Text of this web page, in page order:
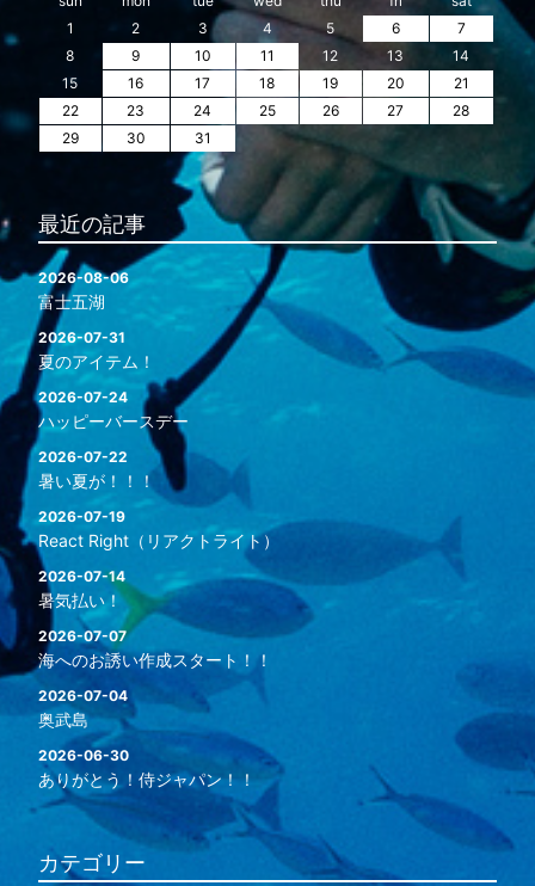
1
2 3 4 5 6
7
8
9 10 11 12 13
14
15
16 17 18 19 20
21
22
23 24 25 26 27
28
29
30 31
最近の記事
2026-08-06
富士五湖
2026-07-31
夏のアイテム！
2026-07-24
ハッピーバースデー
2026-07-22
暑い夏が！！！
2026-07-19
React Right（リアクトライト）
2026-07-14
暑気払い！
2026-07-07
海へのお誘い作成スタート！！
2026-07-04
奥武島
2026-06-30
ありがとう！侍ジャパン！！
カテゴリー